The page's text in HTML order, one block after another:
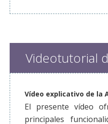
Videotutorial
Vídeo explicativo de la
El presente vídeo
principales